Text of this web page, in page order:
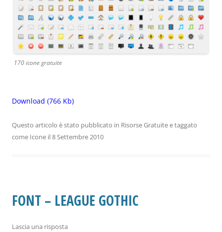
170 icone gratuite
Download (766 Kb)
Questo articolo è stato pubblicato in Risorse Gratuitee taggato
come Icone il8 Settembre 2010
FONT – LEAGUE GOTHIC
Lascia una risposta